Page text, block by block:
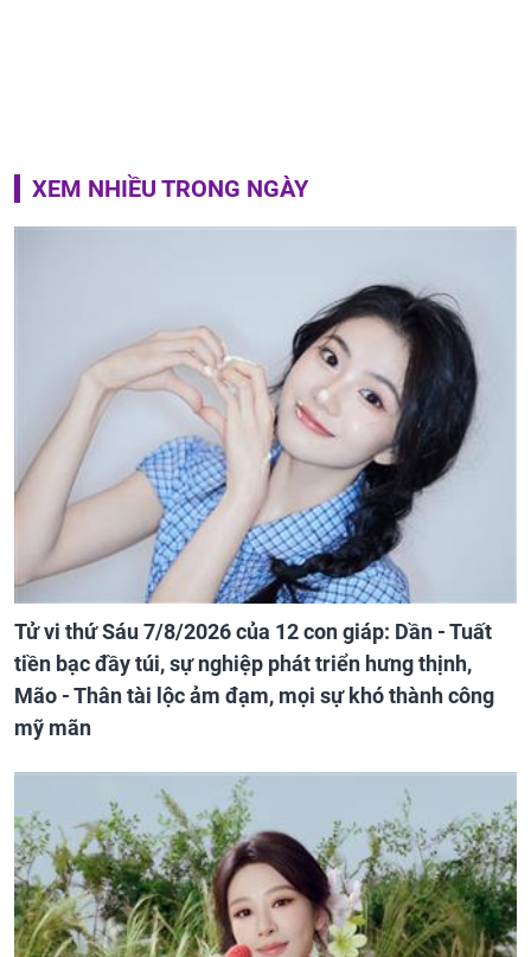
XEM NHIỀU TRONG NGÀY
Tử vi thứ Sáu 7/8/2026 của 12 con giáp: Dần - Tuất
tiền bạc đầy túi, sự nghiệp phát triển hưng thịnh,
Mão - Thân tài lộc ảm đạm, mọi sự khó thành công
mỹ mãn